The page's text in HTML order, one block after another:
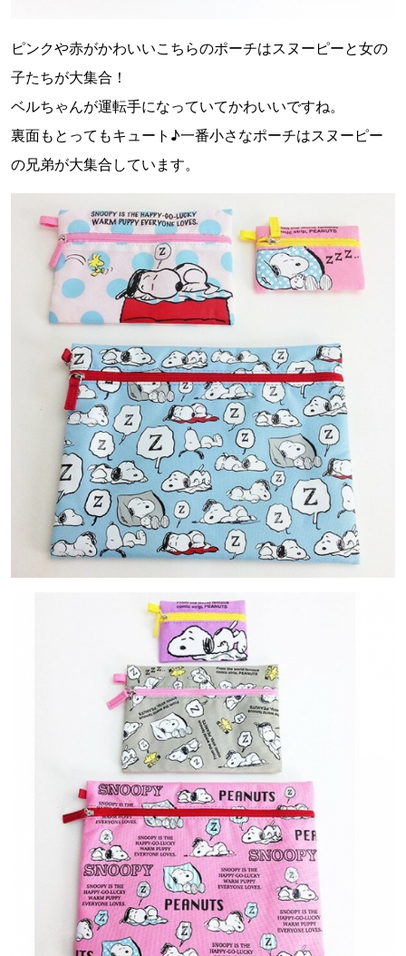
ピンクや赤がかわいいこちらのポーチはスヌーピーと女の
子たちが大集合！
ベルちゃんが運転手になっていてかわいいですね。
裏面もとってもキュート♪一番小さなポーチはスヌーピー
の兄弟が大集合しています。